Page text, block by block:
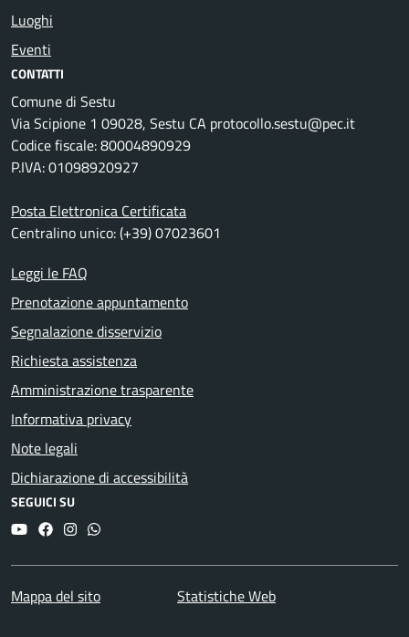
Luoghi
Eventi
CONTATTI
Comune di Sestu
Via Scipione 1 09028, Sestu CA protocollo.sestu@pec.it
Codice fiscale: 80004890929
P.IVA: 01098920927
Posta Elettronica Certificata
Centralino unico: (+39) 07023601
Leggi le FAQ
Prenotazione appuntamento
Segnalazione disservizio
Richiesta assistenza
Amministrazione trasparente
Informativa privacy
Note legali
Dichiarazione di accessibilità
SEGUICI SU
YouTubeFacebookInstagram
Whatsapp
Mappa del sito Statistiche Web